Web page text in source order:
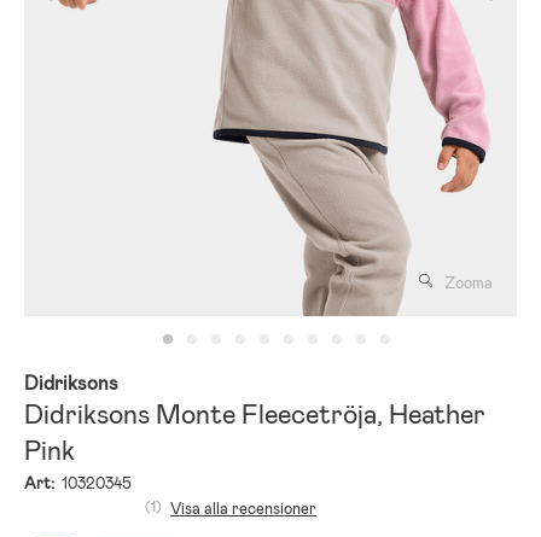
Zooma
Didriksons
Didriksons Monte Fleecetröja, Heather
Pink
Art: 10320345
(1) Visa alla recensioner